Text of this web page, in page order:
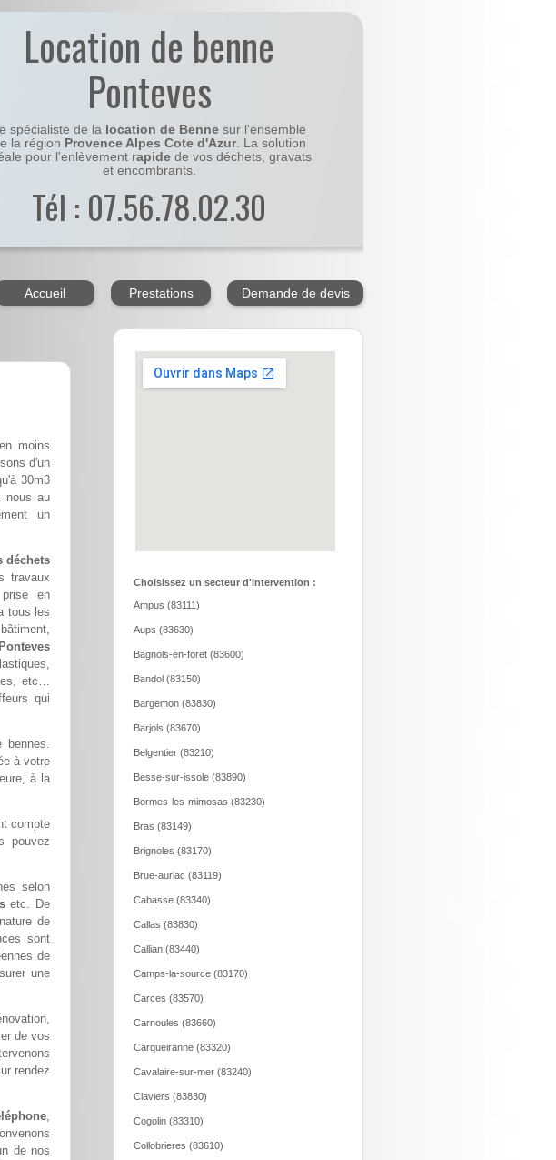
Location de benne
Ponteves
spécialiste de la location de Benne sur l'ensemble
la région Provence Alpes Cote d'Azur. La solution
pour l'enlèvement rapidede vos déchets, gravats
et encombrants.
Tél : 07.56.78.02.30
Accueil Prestations Demande de devis
moins
d'un
30m3
nous au
un
déchets
travaux
en
tous les
etc…
qui
bennes.
à votre
à la
compte
pouvez
selon
etc. De
de
sont
de
une
de vos
rendez
,
de nos
Choisissez un secteur d'intervention :
Ampus (83111)
Aups (83630)
Bagnols-en-foret (83600)
Bandol (83150)
Bargemon (83830)
Barjols (83670)
Belgentier (83210)
Besse-sur-issole (83890)
Bormes-les-mimosas (83230)
Bras (83149)
Brignoles (83170)
Brue-auriac (83119)
Cabasse (83340)
Callas (83830)
Callian (83440)
Camps-la-source (83170)
Carces (83570)
Carnoules (83660)
Carqueiranne (83320)
Cavalaire-sur-mer (83240)
Claviers (83830)
Cogolin (83310)
Collobrieres (83610)